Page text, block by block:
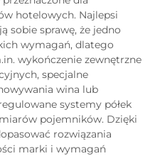
hotelowych. Najlepsi
sobie sprawę, że jedno
wymagań, dlatego
wykończenie zewnętrzne
specjalne
wina lub
systemy półek
pojemników. Dzięki
rozwiązania
marki i wymagań